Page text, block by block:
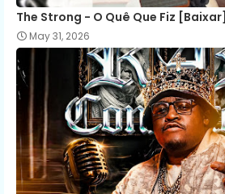
The Strong - O Quê Que Fiz
May 31, 2026